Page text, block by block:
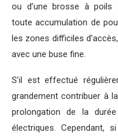
ou d’une brosse à poils
toute accumulation de
les zones difficiles
avec une buse fine.
S’il est effectué
grandement contribuer à
prolongation de la
électriques. Cependant,